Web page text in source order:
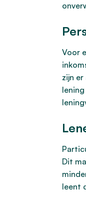
Voor
zijn
Dit
leent